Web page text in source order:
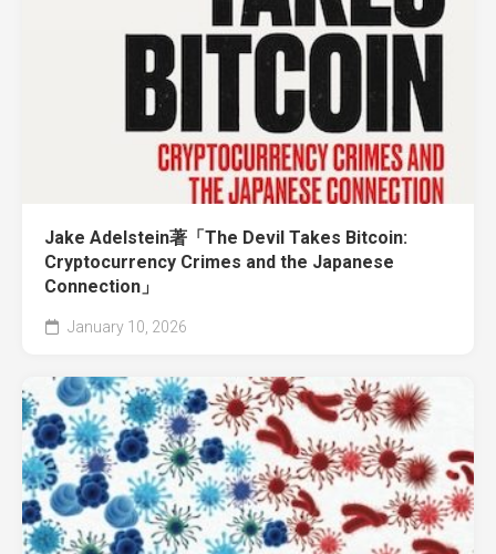
Jake Adelstein著「The Devil Takes Bitcoin:
Cryptocurrency Crimes and the Japanese
Connection」
January 10, 2026